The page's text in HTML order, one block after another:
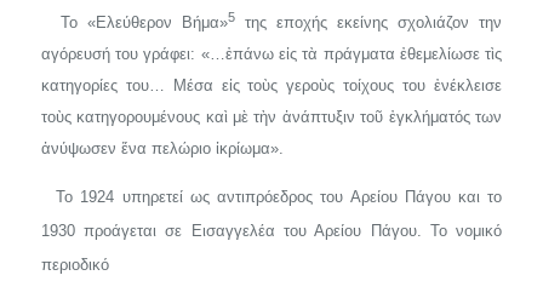
Το «Ελεύθερον Βήμα»5της εποχής εκείνης σχολιάζον την
αγόρευσή του γράφει: «…ἐπάνω εἰς τὰ πράγματα ἐθεμελίωσε τὶς
κατηγορίες του… Μέσα εἰς τοὺς γεροὺς τοίχους του ἐνέκλεισε
τοὺς κατηγορουμέ­νους καὶ μὲ τὴν ἀνάπτυξιν τοῦ ἐγκλήματός των
ἀνύψωσεν ἕνα πελώριο ἰκρίωμα».
Το 1924 υπηρετεί ως αντιπρόεδρος του Αρείου Πάγου και το
1930 προάγεται σε Εισαγγελέα του Αρείου Πάγου. Το νομικό
περιοδικό